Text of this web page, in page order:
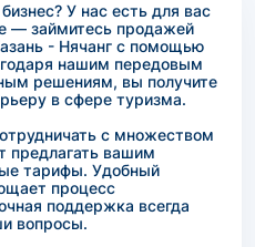
У нас есть для вас
— займитесь продажей
- Нячанг с помощью
нашим передовым
решениям, вы получите
в сфере туризма.
с множеством
предлагать вашим
тарифы. Удобный
процесс
поддержка всегда
вопросы.